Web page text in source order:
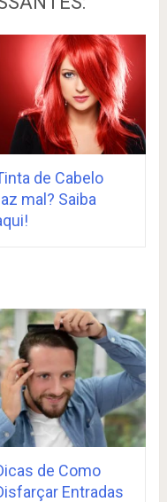
de Cabelo
mal? Saiba
de Como
Entradas